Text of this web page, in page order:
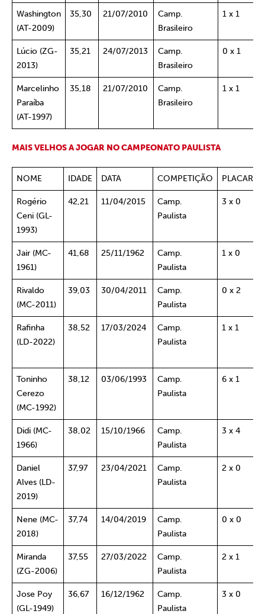
Washington
(AT-2009)
35,30 21/07/2010
Camp.
Brasileiro
1 x 1
Lúcio (ZG-
2013)
35,21 24/07/2013
Camp.
Brasileiro
0 x 1
Marcelinho
Paraíba
(AT-1997)
35,18 21/07/2010
Camp.
Brasileiro
1 x 1
MAISVELHOSA JOGAR NO CAMPEONATO PAULISTA
NOME IDADE DATA COMPETIÇÃO PLACAR
Rogério
Ceni (GL-
1993)
42,21 11/04/2015
Camp.
Paulista
3 x 0
Jair (MC-
1961)
41,68 25/11/1962
Camp.
Paulista
1 x 0
Rivaldo
(MC-2011)
39,03 30/04/2011
Camp.
Paulista
0 x 2
Rafinha
(LD-2022)
38,52 17/03/2024
Camp.
Paulista
1 x 1
Toninho
Cerezo
(MC-1992)
38,12 03/06/1993
Camp.
Paulista
6 x 1
Didi (MC-
1966)
38,02 15/10/1966
Camp.
Paulista
3 x 4
Daniel
Alves (LD-
2019)
37,97 23/04/2021
Camp.
Paulista
2 x 0
Nene (MC-
2018)
37,74 14/04/2019
Camp.
Paulista
0 x 0
Miranda
(ZG-2006)
37,55 27/03/2022
Camp.
Paulista
2 x 1
Jose Poy
(GL-1949)
36,67 16/12/1962
Camp.
Paulista
3 x 0